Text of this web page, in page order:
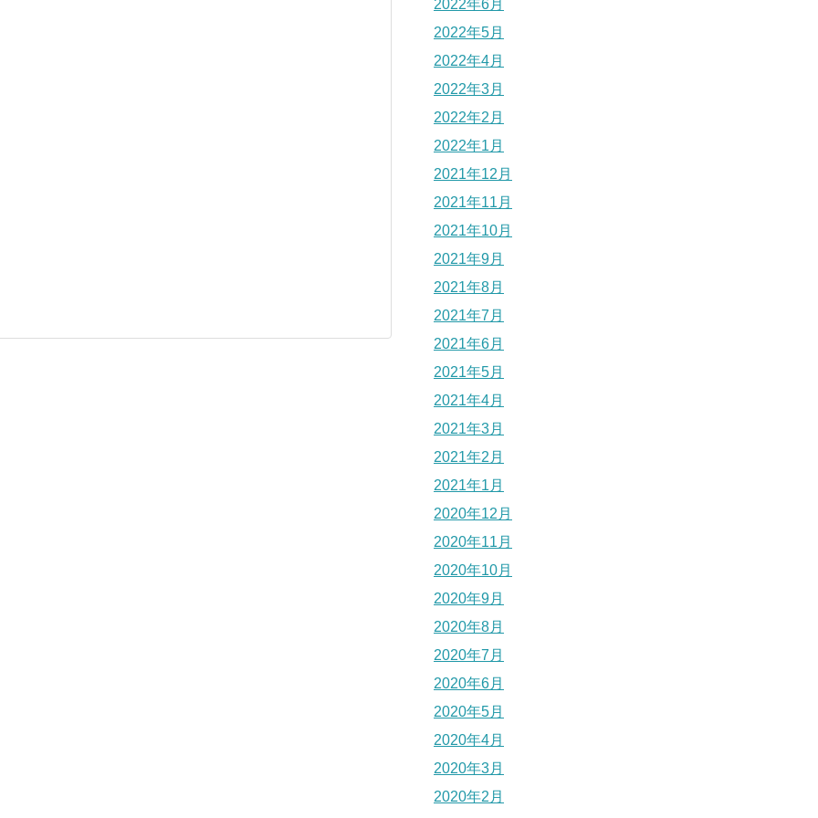
2022年6月
2022年5月
2022年4月
2022年3月
2022年2月
2022年1月
2021年12月
2021年11月
2021年10月
2021年9月
2021年8月
2021年7月
2021年6月
2021年5月
2021年4月
2021年3月
2021年2月
2021年1月
2020年12月
2020年11月
2020年10月
2020年9月
2020年8月
2020年7月
2020年6月
2020年5月
2020年4月
2020年3月
2020年2月